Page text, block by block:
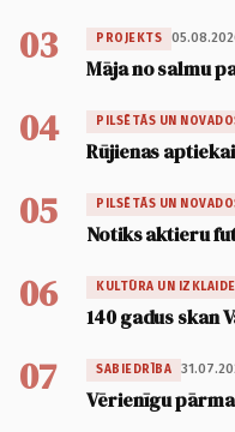
03 PROJEKTS
Māja no salmu
04 PILSĒTĀS UN
Rūjienas aptiekai
05 PILSĒTĀS UN
Notiks aktieru
06 KULTŪRA UN IZKLAIDE
140 gadus skan
07 SABIEDRĪBA
Vērienīgu